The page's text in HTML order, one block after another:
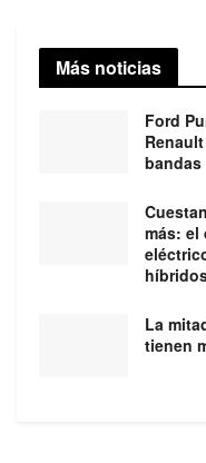
Más noticias
Ford
bandas
más: el
La
tienen